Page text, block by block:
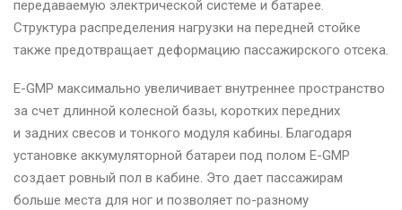
передаваемую электрической системе и батарее.
Структура распределения нагрузки на передней стойке
также предотвращает деформацию пассажирского отсека.
E-GMP максимально увеличивает внутреннее пространство
за счет длинной колесной базы, коротких передних
и задних свесов и тонкого модуля кабины. Благодаря
установке аккумуляторной батареи под полом E-GMP
создает ровный пол в кабине. Это дает пассажирам
больше места для ног и позволяет по-разному